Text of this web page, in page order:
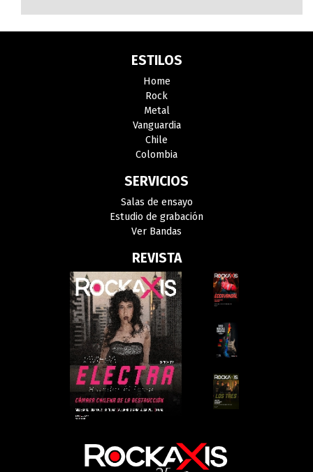
ESTILOS
Home
Rock
Metal
Vanguardia
Chile
Colombia
SERVICIOS
Salas de ensayo
Estudio de grabación
Ver Bandas
REVISTA